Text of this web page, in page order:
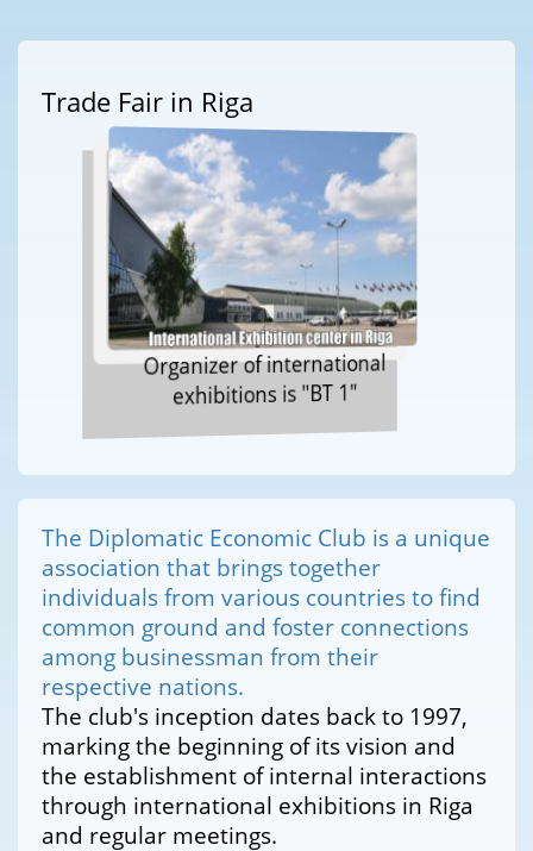
Trade Fair in Riga
Organizer of international
exhibitions is "BT 1"
The Diplomatic Economic Club is a unique
association that brings together
individuals from various countries to find
common ground and foster connections
among businessman from their
respective nations.
The club's inception dates back to 1997,
marking the beginning of its vision and
the establishment of internal interactions
through international exhibitions in Riga
and regular meetings.